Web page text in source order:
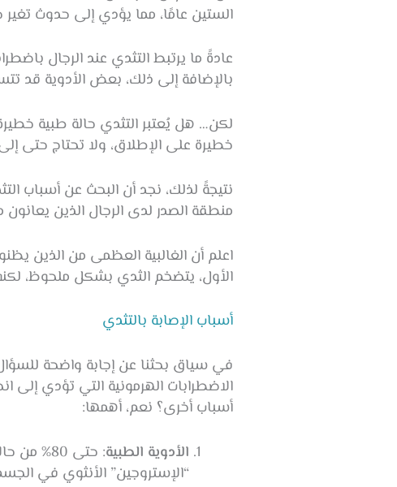
الستين عامًا، مما يؤدي إلى حدوث
عادةً ما يرتبط التثدي عند الرجال
بالإضافة إلى ذلك، بعض الأدوية قد
لكن… هل يُعتبر التثدي حالة طبية
خطيرة على الإطلاق، ولا تحتاج حتى
نتيجةً لذلك، نجد أن البحث عن أسباب
منطقة الصدر لدى الرجال الذين يعانون
اعلم أن الغالبية العظمى من الذين
الأول، يتضخم الثدي بشكل ملحوظ،
أسباب الإصابة بالتثدي
في سياق بحثنا عن إجابة واضحة
الاضطرابات الهرمونية التي تؤدي
أسباب أخرى؟ نعم، أهمها:
الأدوية الطبية
: حتى
“الإستروجين” الأنثوي في